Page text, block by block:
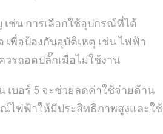
ช่น การเลือกใช้อุปกรณ์ที่ได้
พื่อป้องกันอุบัติเหตุ เช่น ไฟฟ้า
รถอดปลั๊กเมื่อไม่ใช้งาน
บอร์ 5 จะช่วยลดค่าใช้จ่ายด้าน
ไฟฟ้าให้มีประสิทธิภาพสูงและใช้